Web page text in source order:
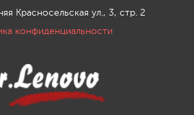
Красносельская ул., 3, стр. 2
конфиденциальности